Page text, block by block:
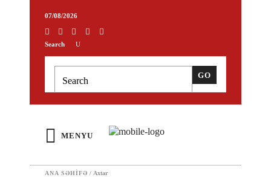
07/08/2026
Search
MENYU
ANA SƏHIFƏ / Axtar